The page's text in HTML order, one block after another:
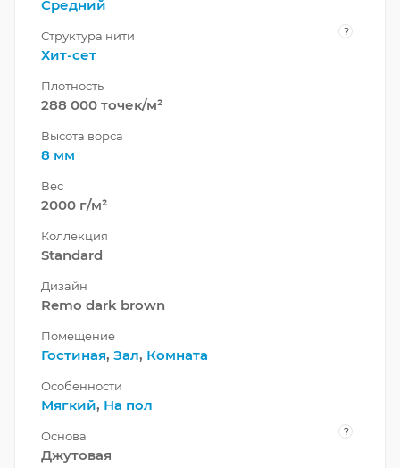
Средний
Структура нити ?
Хит-сет
Плотность
288 000 точек/м²
Высота ворса
8 мм
Вес
2000 г/м²
Коллекция
Standard
Дизайн
Remo dark brown
Помещение
Гостиная, Зал, Комната
Особенности
Мягкий, На пол
Основа ?
Джутовая